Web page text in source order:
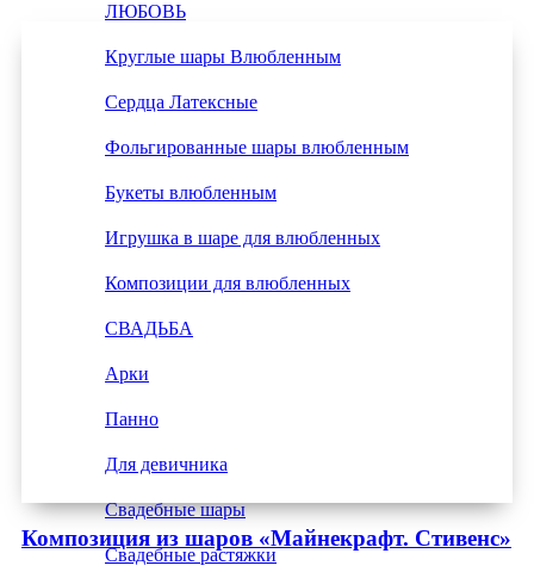
ЛЮБОВЬ
Круглые шары Влюбленным
Сердца Латексные
Фольгированные шары влюбленным
Букеты влюбленным
Игрушка в шаре для влюбленных
Композиции для влюбленных
СВАДЬБА
Арки
Панно
Для девичника
Свадебные шары
Свадебные растяжки
Композиция из шаров «Майнекрафт. Стивенс»